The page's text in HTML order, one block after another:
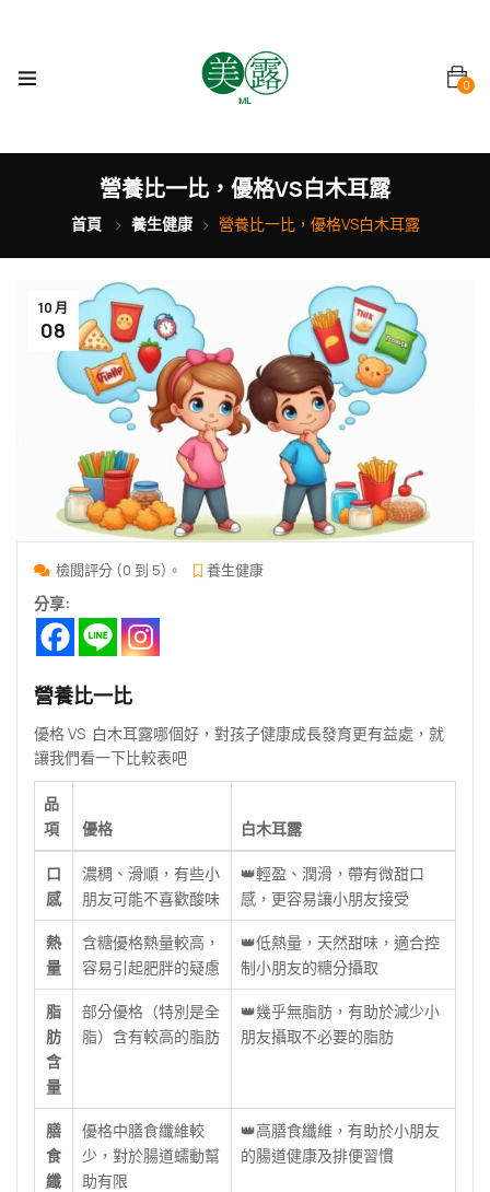
0
營養比一比，優格VS白木耳露
首頁 養生健康 營養比一比，優格VS白木耳露
10 月
08
檢閱評分 (0 到 5)。 養生健康
分享:
營養比一比
優格 VS 白木耳露哪個好，對孩子健康成長發育更有益處，就
讓我們看一下比較表吧
品
項
優格 白木耳露
口
感
濃稠、滑順，有些小
朋友可能不喜歡酸味
👑輕盈、潤滑，帶有微甜口
感，更容易讓小朋友接受
熱
量
含糖優格熱量較高，
容易引起肥胖的疑慮
👑低熱量，天然甜味，適合控
制小朋友的糖分攝取
脂
肪
含
量
部分優格（特別是全
脂）含有較高的脂肪
👑幾乎無脂肪，有助於減少小
朋友攝取不必要的脂肪
膳
食
纖
優格中膳食纖維較
少，對於腸道蠕動幫
助有限
👑高膳食纖維，有助於小朋友
的腸道健康及排便習慣